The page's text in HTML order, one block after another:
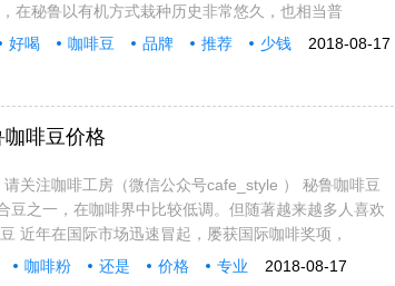
在秘鲁以有机方式栽种历史非常悠久，也相当普
2018-08-17
好喝 咖啡豆 品牌 推荐
少钱
啡豆价格
关注咖啡工房（微信公众号cafe_style ） 秘鲁咖啡豆
豆之一，在咖啡界中比较低调。但随著越来越多人喜欢
近年在国际市场迅速冒起，屡获国际咖啡奖项，
2018-08-17
咖啡粉 还是 价格
专业